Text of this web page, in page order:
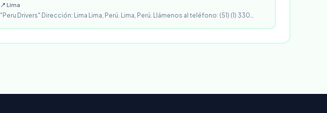
📍 Lima
"Peru Drivers" Dirección: Lima Lima, Perú. Lima, Perú. Llámenos al teléfono: (51) (1) 330…